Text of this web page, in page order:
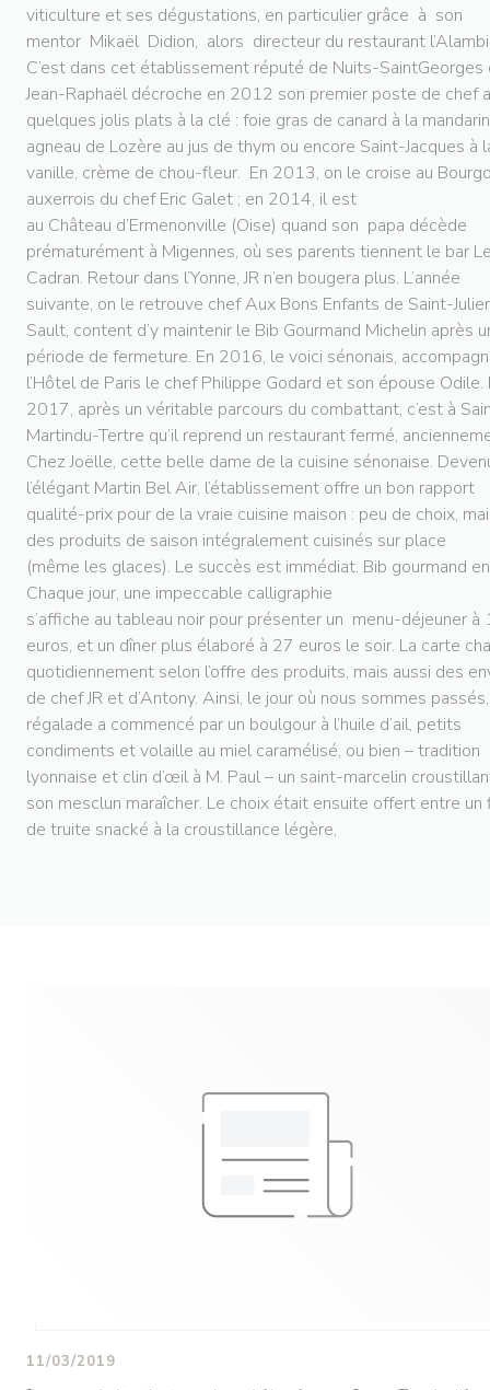
viticulture et ses dégustations, en particulier grâce à son
mentor Mikaël Didion, alors directeur du restaurant
C’est dans cet établissement réputé de Nuits-SaintGeorges
Jean-Raphaël décroche en 2012 son premier poste de chef
quelques jolis plats à la clé : foie gras de canard à la
agneau de Lozère au jus de thym ou encore Saint-Jacques à
vanille, crème de chou-fleur. En 2013, on le croise au
auxerrois du chef Eric Galet ; en 2014, il est
au Château d’Ermenonville (Oise) quand son papa décède
prématurément à Migennes, où ses parents tiennent le bar
Cadran. Retour dans l’Yonne, JR n’en bougera plus. L’année
suivante, on le retrouve chef Aux Bons Enfants de Saint-
Sault, content d’y maintenir le Bib Gourmand Michelin après
période de fermeture. En 2016, le voici sénonais,
l’Hôtel de Paris le chef Philippe Godard et son épouse Odile.
2017, après un véritable parcours du combattant, c’est à
Martindu-Tertre qu’il reprend un restaurant fermé,
Chez Joëlle, cette belle dame de la cuisine sénonaise.
l’élégant Martin Bel Air, l’établissement offre un bon rapport
qualité-prix pour de la vraie cuisine maison : peu de choix,
des produits de saison intégralement cuisinés sur place
(même les glaces). Le succès est immédiat. Bib gourmand
Chaque jour, une impeccable calligraphie
s’affiche au tableau noir pour présenter un menu-déjeuner à
euros, et un dîner plus élaboré à 27 euros le soir. La carte
quotidiennement selon l’offre des produits, mais aussi des
de chef JR et d’Antony. Ainsi, le jour où nous sommes
régalade a commencé par un boulgour à l’huile d’ail, petits
condiments et volaille au miel caramélisé, ou bien – tradition
lyonnaise et clin d’œil à M. Paul – un saint-marcelin
son mesclun maraîcher. Le choix était ensuite offert entre
de truite snacké à la croustillance légère,
11/03/2019